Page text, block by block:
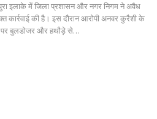
इलाके में जिला प्रशासन और नगर निगम ने अवैध
कार्रवाई की है। इस दौरान आरोपी अनवर कुरैशी के
बुलडोजर और हथौड़े से…